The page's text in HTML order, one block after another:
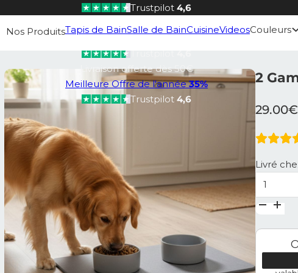
Trustpilot 4,6
Meilleure Offre de l'année35%
Livraison offerte dès 50€
Meilleure Offre de l'année35%
Trustpilot 4,6
Nos ProduitsTapis de BainSalle de BainCuisineVideosCouleurs
2
29.00€
Livré
quantité